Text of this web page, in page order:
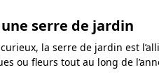
serre de jardin
la serre de jardin est
ou fleurs tout au long de